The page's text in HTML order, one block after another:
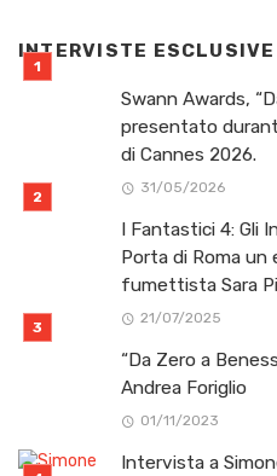
INTERVISTE ESCLUSIVE
Swann Awards,
presentato
di Cannes 2026.
31/05/2026
I Fantastici 4: Gli
Porta di Roma un
fumettista Sara
21/07/2025
“Da Zero a
Andrea Foriglio
01/11/2023
Intervista a